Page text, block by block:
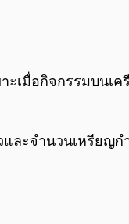
ะเมื่อกิจกรรมบน
และจำนวนเหรียญ